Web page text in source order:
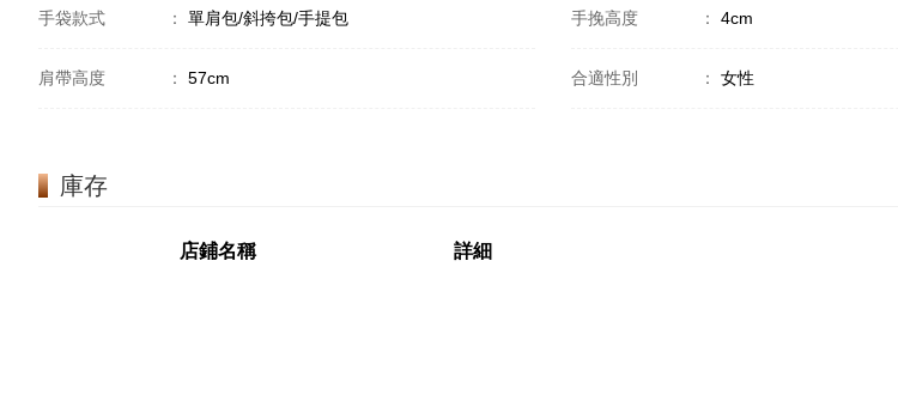
手袋款式 ： 單肩包/斜挎包/手提包 手挽高度 ： 4cm
肩帶高度 ： 57cm 合適性別 ： 女性
庫存
店鋪名稱 詳細